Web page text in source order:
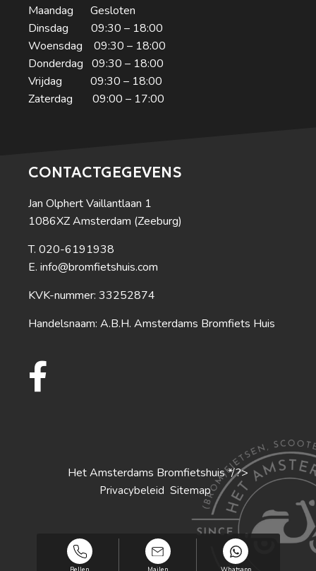
Maandag Gesloten
Dinsdag 09:30 – 18:00
Woensdag 09:30 – 18:00
Donderdag 09:30 – 18:00
Vrijdag 09:30 – 18:00
Zaterdag 09:00 – 17:00
CONTACTGEGEVENS
Jan Olphert Vaillantlaan 1
1086XZ Amsterdam (Zeeburg)
020-6191938
info@bromfietshuis.com
KVK-nummer: 33252874
Handelsnaam: A.B.H. Amsterdams Bromfiets Huis
Het Amsterdams Bromfietshuis */?>
Privacybeleid Sitemap